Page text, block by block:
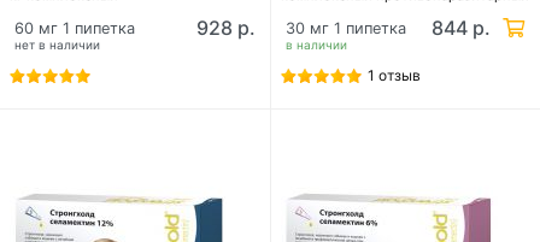
широкого спектра действия
нет в наличии
60 мг 1 пипетка 928 р.
действия
в наличии
30 мг 1 пипетка 844 р.
1 отзыв